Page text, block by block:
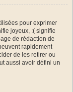
pour exprimer
joyeux, :( signifie
de rédaction de
rapidement
de les retirer ou
aussi avoir défini un